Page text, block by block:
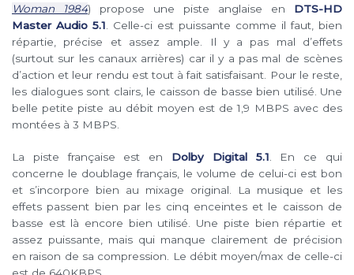
Woman 1984) propose une piste anglaise en DTS-HD
Master Audio 5.1. Celle-ci est puissante comme il faut, bien
répartie, précise et assez ample. Il y a pas mal d’effets
(surtout sur les canaux arrières) car il y a pas mal de scènes
d’action et leur rendu est tout à fait satisfaisant. Pour le reste,
les dialogues sont clairs, le caisson de basse bien utilisé. Une
belle petite piste au débit moyen est de 1,9 MBPS avec des
montées à 3 MBPS.
La piste française est en Dolby Digital 5.1 . En ce qui
concerne le doublage français, le volume de celui-ci est bon
et s’incorpore bien au mixage original. La musique et les
effets passent bien par les cinq enceintes et le caisson de
basse est là encore bien utilisé. Une piste bien répartie et
assez puissante, mais qui manque clairement de précision
en raison de sa compression. Le débit moyen/max de celle-ci
est de 640KBPS.